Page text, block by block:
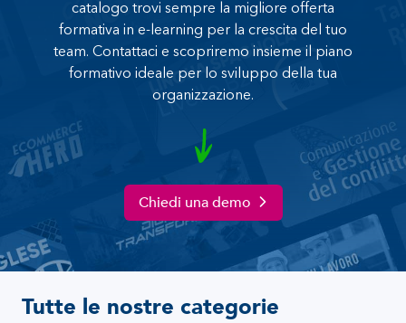
catalogo trovi sempre la migliore offerta
formativa in e-learning per la crescita del tuo
team. Contattaci e scopriremo insieme il piano
formativo ideale per lo sviluppo della tua
organizzazione.
Chiedi una demo
Tutte le nostre categorie